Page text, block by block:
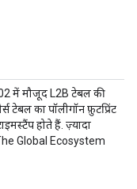
में मौजूद L2B टेबल की
टेबल का पॉलीगॉन फ़ुटप्रिंट
होते हैं. ज़्यादा
Global Ecosystem